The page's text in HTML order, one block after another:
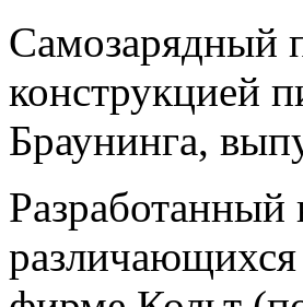
Самозарядный
конструкцией
Браунинга,
Разработанный